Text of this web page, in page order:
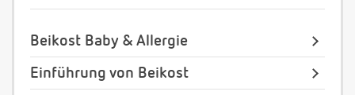
Beikost Baby & Allergie
Einführung von Beikost